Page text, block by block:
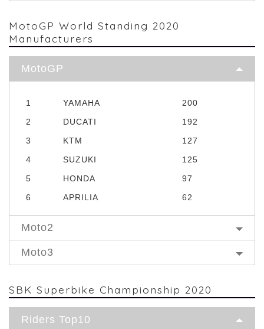
MotoGP World Standing 2020
Manufacturers
MotoGP
1 YAMAHA
200
2
DUCATI
192
3
KTM
127
4
SUZUKI
125
5
HONDA
97
6
APRILIA 62
Moto2
Moto3
SBK Superbike Championship 2020
Riders Top10